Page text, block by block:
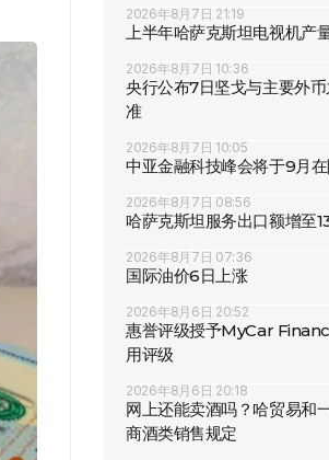
2026年8月7日 21:19
上半年哈萨克斯坦电视机产
2026年8月7日 10:36
央行公布7日坚戈与主要外
准
2026年8月7日 10:05
中亚金融科技峰会将于9月
2026年8月7日 08:56
哈萨克斯坦服务出口额增至
2026年8月7日 07:36
国际油价6日上涨
2026年8月6日 20:52
惠誉评级授予MyCar
用评级
2026年8月6日 20:18
网上还能卖酒吗？哈贸易和
商酒类销售规定